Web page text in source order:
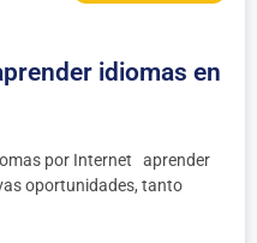
idiomas en
por Internet aprender
oportunidades, tanto